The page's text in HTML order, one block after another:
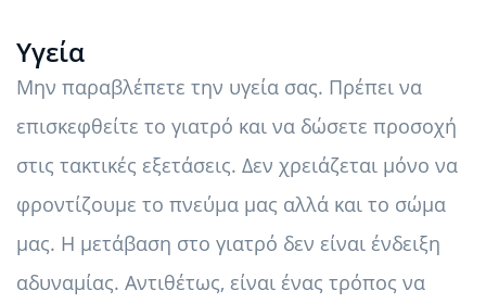
Υγεία
Μην παραβλέπετε την υγεία σας. Πρέπει να
επισκεφθείτε το γιατρό και να δώσετε προσοχή
στις τακτικές εξετάσεις. Δεν χρειάζεται μόνο να
φροντίζουμε το πνεύμα μας αλλά και το σώμα
μας. Η μετάβαση στο γιατρό δεν είναι ένδειξη
αδυναμίας. Αντιθέτως, είναι ένας τρόπος να